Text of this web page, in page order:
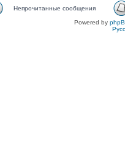
Непрочитанные сообщения
Powered by